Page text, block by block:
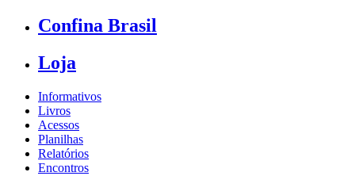
Confina Brasil
Loja
Informativos
Livros
Acessos
Planilhas
Relatórios
Encontros